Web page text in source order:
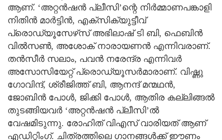
ആണ്. ‘അറ്റന്‍ഷന്‍ പ്ലീസി’ന്റെ നിര്‍മ്മാണപങ്കാളി
നിതിന്‍ മാര്‍ട്ടിന്‍, എക്സിക്യുട്ടീവ്
പ്രൊഡ്യൂസേഴ്‌സ് അഭിലാഷ് ടി ബി, ഫെബിന്‍
വില്‍സണ്‍, അശോക് നാരായണന്‍ എന്നിവരാണ്.
തന്‍സീര്‍ സലാം, പവന്‍ നരേന്ദ്ര എന്നിവര്‍
അസോസിയേറ്റ് പ്രൊഡ്യൂസര്‍മാരാണ്. വിഷ്ണു
ഗോവിന്ദ്, ശ്രീജിത്ത് ബി, ആനന്ദ് മന്മഥന്‍,
ജോബിന്‍ പോള്‍, ജിക്കി പോള്‍, ആതിര കല്ലിങ്ങല്‍
തുടങ്ങിയവര്‍ ‘അറ്റന്‍ഷന്‍ പ്ലീസി’ല്‍
വേഷമിടുന്നു. രോഹിത് വിഎസ് വാരിയത് ആണ്
എഡിറ്റിംഗ്. ചിത്രത്തിലെ ഗാനങ്ങള്‍ക്ക് ഈണം